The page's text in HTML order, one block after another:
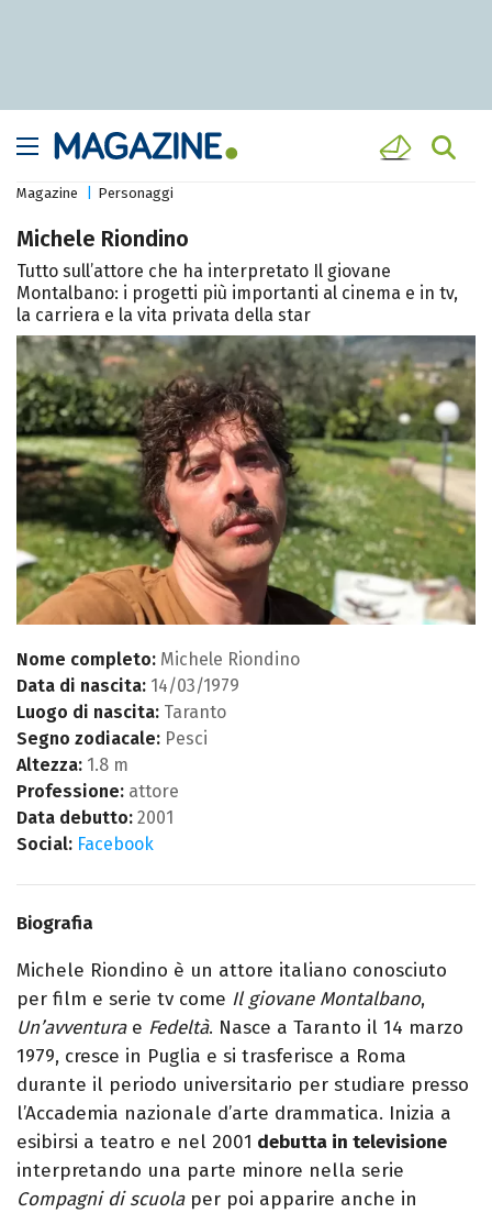
Magazine Personaggi
Michele Riondino
Tutto sull’attore che ha interpretato Il giovane
Montalbano: i progetti più importanti al cinema e in tv,
la carriera e la vita privata della star
Nome completo: Michele Riondino
Data di nascita: 14/03/1979
Luogo di nascita: Taranto
Segno zodiacale: Pesci
Altezza: 1.8 m
Professione: attore
Data debutto: 2001
Social: Facebook
Biografia
Michele Riondino è un attore italiano conosciuto
per film e serie tv come Il giovane Montalbano,
Un’avventura e Fedeltà. Nasce a Taranto il 14 marzo
1979, cresce in Puglia e si trasferisce a Roma
durante il periodo universitario per studiare presso
l’Accademia nazionale d’arte drammatica. Inizia a
esibirsi a teatro e nel 2001 debutta in televisione
interpretando una parte minore nella serie
Compagni di scuola per poi apparire anche in